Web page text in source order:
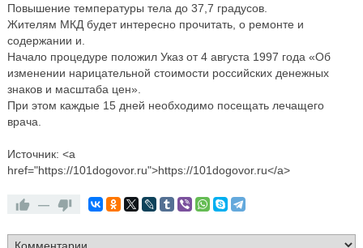
Повышение температуры тела до 37,7 градусов.
Жителям МКД будет интересно прочитать, о ремонте и
содержании и.
Начало процедуре положил Указ от 4 августа 1997 года «Об
изменении нарицательной стоимости российских денежных
знаков и масштаба цен».
При этом каждые 15 дней необходимо посещать лечащего
врача.
Источник: <a
href="https://101dogovor.ru">https://101dogovor.ru</a>
—